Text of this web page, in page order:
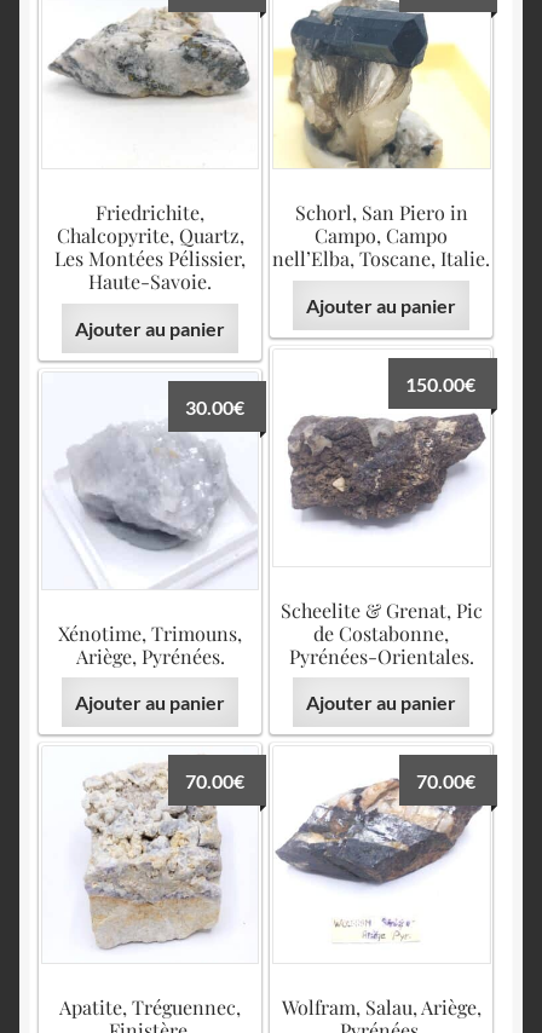
Friedrichite,
Chalcopyrite, Quartz,
Les Montées Pélissier,
Haute-Savoie.
Ajouter au panier
Schorl, San Piero in
Campo, Campo
nell’Elba, Toscane, Italie.
Ajouter au panier
Scheelite & Grenat, Pic
de Costabonne,
Pyrénées-Orientales.
150.00€
Ajouter au panier
Xénotime, Trimouns,
Ariège, Pyrénées.
30.00€
Ajouter au panier
Apatite, Tréguennec,
70.00€
Wolfram, Salau, Ariège,
70.00€